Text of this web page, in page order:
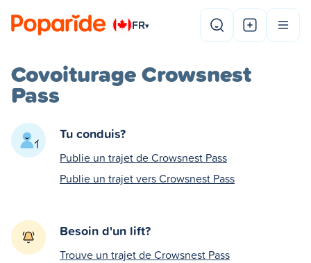
FR▾
Covoiturage Crowsnest
Pass
Tu conduis?
Publie un trajet de Crowsnest Pass
Publie un trajet vers Crowsnest Pass
Besoin d'un lift?
Trouve un trajet de Crowsnest Pass